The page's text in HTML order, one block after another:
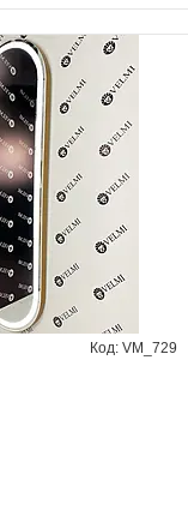
VM_729